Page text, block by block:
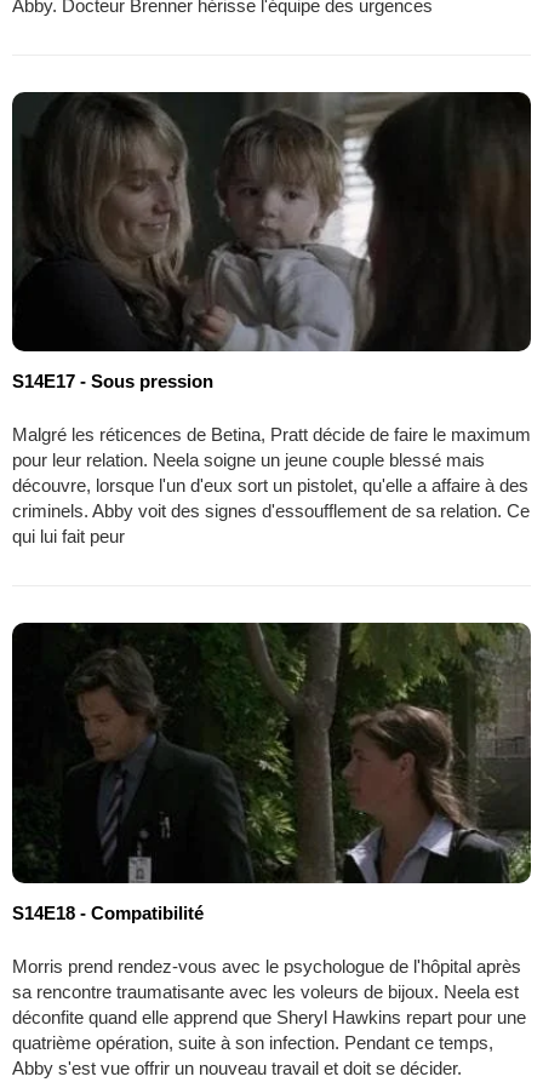
Abby. Docteur Brenner hérisse l'équipe des urgences
S14E17 - Sous pression
Malgré les réticences de Betina, Pratt décide de faire le maximum
pour leur relation. Neela soigne un jeune couple blessé mais
découvre, lorsque l'un d'eux sort un pistolet, qu'elle a affaire à des
criminels. Abby voit des signes d'essoufflement de sa relation. Ce
qui lui fait peur
S14E18 - Compatibilité
Morris prend rendez-vous avec le psychologue de l'hôpital après
sa rencontre traumatisante avec les voleurs de bijoux. Neela est
déconfite quand elle apprend que Sheryl Hawkins repart pour une
quatrième opération, suite à son infection. Pendant ce temps,
Abby s'est vue offrir un nouveau travail et doit se décider.